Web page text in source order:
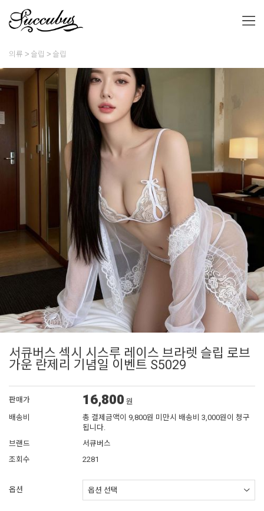
의류 슬립 슬립
서큐버스 섹시 시스루 레이스 브라렛 슬립 로브
가운 란제리 기념일 이벤트 S5029
판매가 16,800 원
배송비
총 결제금액이 9,800원 미만시 배송비 3,000원이 청구
됩니다.
브랜드
서큐버스
조회수
2281
옵션